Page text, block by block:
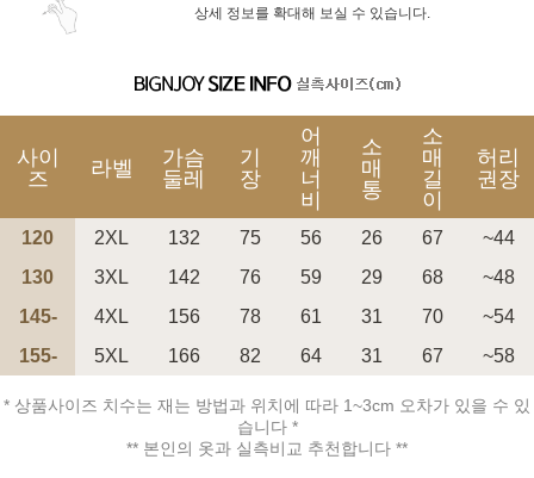
상세 정보를 확대해 보실 수 있습니다.
사이
즈
라벨
가슴
둘레
기
장
어
깨
너
비
소
매
통
소
매
길
이
허리
권장
120 2XL 132 75 56 26 67
~44
130
3XL 142 76 59 29 68
~48
145-
4XL 156 78 61 31 70
~54
155-
5XL 166 82 64 31 67 ~58
* 상품사이즈 치수는 재는 방법과 위치에 따라 1~3cm 오차가 있을 수 있
습니다 *
** 본인의 옷과 실측비교 추천합니다 **